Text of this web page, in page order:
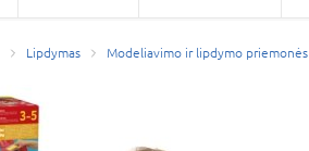
Lipdymas Modeliavimo ir lipdymo priemonės